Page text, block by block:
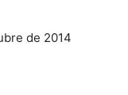
de 2014